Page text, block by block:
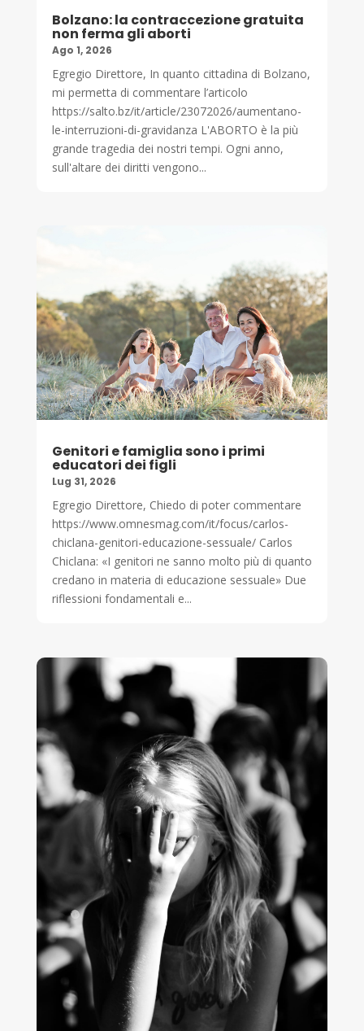
Bolzano: la contraccezione gratuita
non ferma gli aborti
Ago 1, 2026
Egregio Direttore, In quanto cittadina di Bolzano,
mi permetta di commentare l’articolo
https://salto.bz/it/article/23072026/aumentano-
le-interruzioni-di-gravidanza L'ABORTO è la più
grande tragedia dei nostri tempi. Ogni anno,
sull'altare dei diritti vengono...
Genitori e famiglia sono i primi
educatori dei figli
Lug 31, 2026
Egregio Direttore, Chiedo di poter commentare
https://www.omnesmag.com/it/focus/carlos-
chiclana-genitori-educazione-sessuale/ Carlos
Chiclana: «I genitori ne sanno molto più di quanto
credano in materia di educazione sessuale» Due
riflessioni fondamentali e...